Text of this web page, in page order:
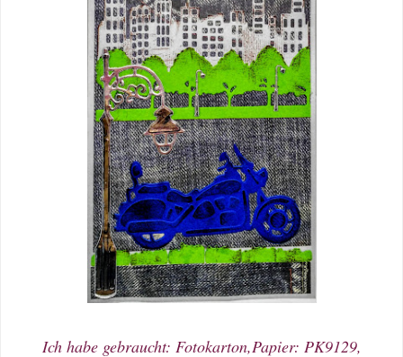
Ich habe gebraucht: Fotokarton,Papier: PK9129,